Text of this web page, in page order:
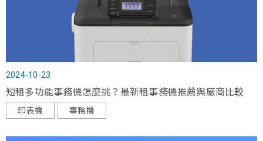
2024-10-23
短租多功能事務機怎麼挑？最新租事務機推薦與廠商比較
印表機 事務機